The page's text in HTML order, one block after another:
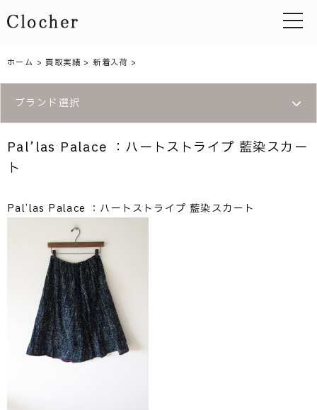
toggle
ホーム >買取実績 > 新着入荷 >
ブランド選択
Pal’las Palace ：ハートストライプ 藍染スカー
ト
Pal’las Palace ：ハートストライプ 藍染スカート